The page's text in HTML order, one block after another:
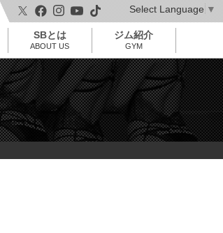
t
o
l
e
n
a
v
i
g
a
i
SBとは
ABOUT US
ジム紹介
GYM
Select Language▼